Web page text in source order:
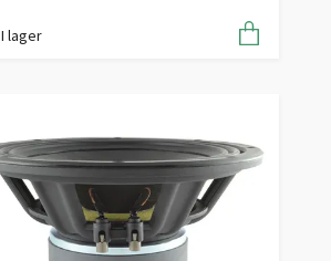
I lager